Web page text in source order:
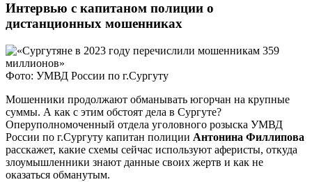
Интервью с капитаном полиции о
дистанционных мошенниках
Фото: УМВД России по г.Сургуту
Мошенники продолжают обманывать югорчан на крупные
суммы. А как с этим обстоят дела в Сургуте?
Оперуполномоченный отдела уголовного розыска УМВД
России по г.Сургуту капитан полиции Антонина Филлипова
расскажет, какие схемы сейчас используют аферисты, откуда
злоумышленники знают данные своих жертв и как не
оказаться обманутым.